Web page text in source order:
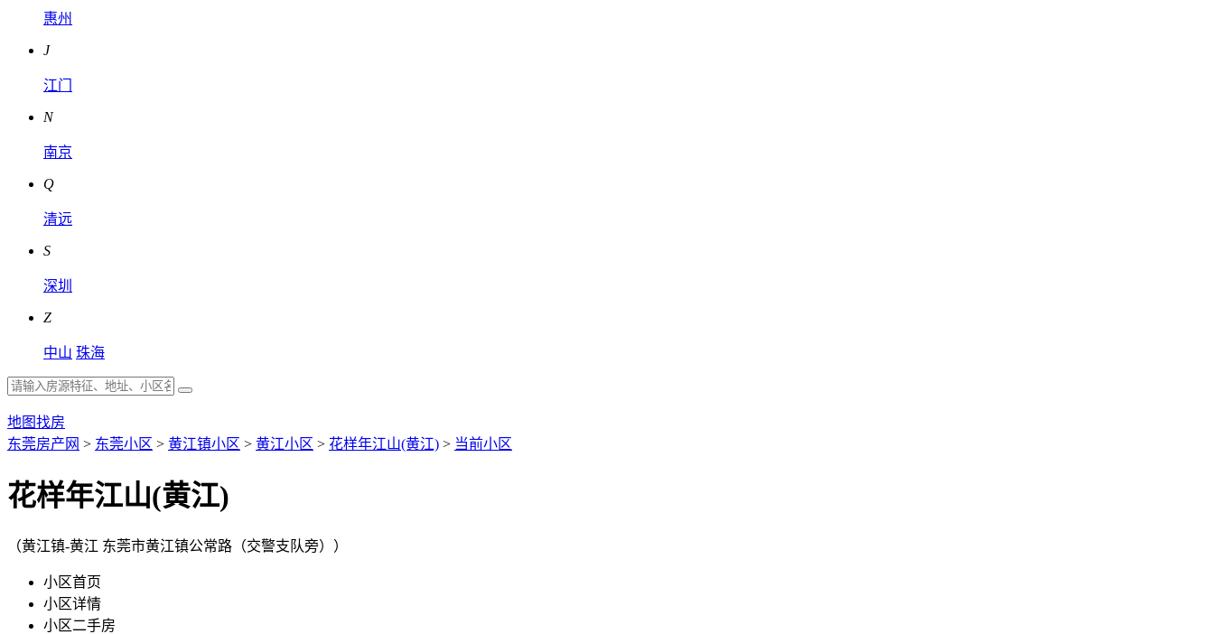
惠州
J
江门
N
南京
Q
清远
S
深圳
Z
中山 珠海
地图找房
东莞房产网 > 东莞小区 > 黄江镇小区 > 黄江小区 > 花样年江山(黄江) > 当前小区
花样年江山(黄江)
（黄江镇-黄江 东莞市黄江镇公常路（交警支队旁））
小区首页
小区详情
小区二手房